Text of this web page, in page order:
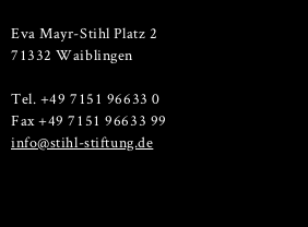
Eva Mayr-Stihl Platz 2
71332 Waiblingen
Tel. +49 7151 96633 0
Fax +49 7151 96633 99
info@stihl-stiftung.de